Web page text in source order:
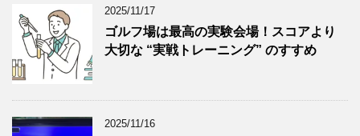
2025/11/17
ゴルフ場は最高の実験会場！スコアより
大切な “実戦トレーニング” のすすめ
2025/11/16